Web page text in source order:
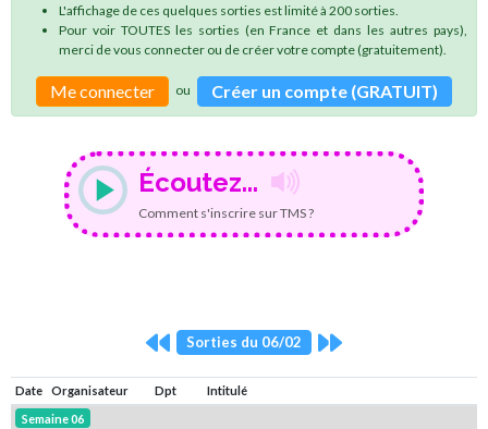
L'affichage de ces quelques sorties est limité à 200 sorties.
Pour voir TOUTES les sorties (en France et dans les autres pays),
merci de vous connecter ou de créer votre compte (gratuitement).
Me connecter ou Créer un compte (GRATUIT)
Écoutez...
Comment s'inscrire sur TMS ?
Sorties du 06/02
Date Organisateur Dpt
Intitulé
Semaine 06